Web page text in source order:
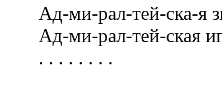
Ад-ми-рал-тей-ска-я
Ад-ми-рал-тей-ская
. . . . . . . .